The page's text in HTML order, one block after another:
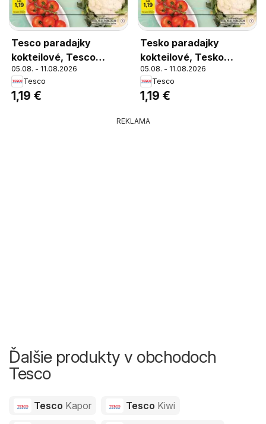
Tesco paradajky
kokteilové, Tesco
paradajky kokteilové
balené, 400 g, (1 kg =
2,98)
05.08. - 11.08.2026
Tesco
1,19 €
Tesko paradajky
kokteilové, Tesko
paradajky kokteilové
balené, 400 g, (1 kg =
2,98)
05.08. - 11.08.2026
Tesco
1,19 €
REKLAMA
Ďalšie produkty v obchodoch
Tesco
Tesco Kapor Tesco Kiwi